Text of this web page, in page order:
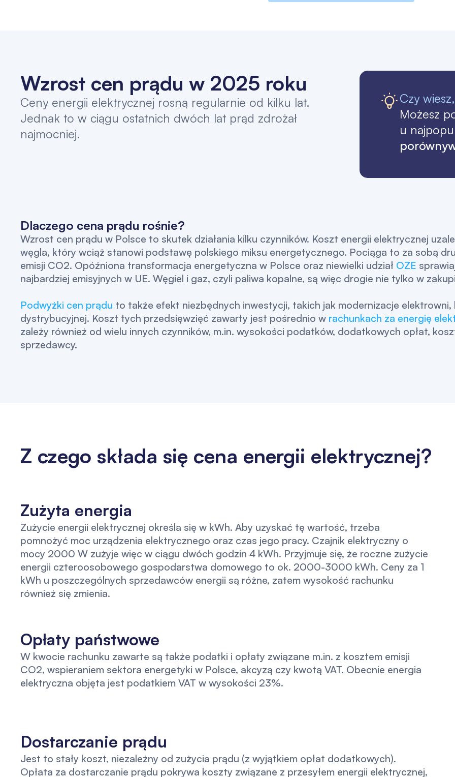
Wzrost cen prądu w 2025 roku
Ceny energii elektrycznej rosną regularnie od kilku lat.
Jednak to w ciągu ostatnich dwóch lat prąd zdrożał
najmocniej.
Czy
Możesz
u
Dlaczego cena prądu rośnie?
Wzrost cen prądu w Polsce to skutek działania kilku czynników. Koszt energii elektrycznej
węgla, który wciąż stanowi podstawę polskiego miksu energetycznego. Pociąga to za sobą
emisji CO2. Opóźniona transformacja energetyczna w Polsce oraz niewielki udział OZE
najbardziej emisyjnych w UE. Węgiel i gaz, czyli paliwa kopalne, są więc drogie nie tylko w
Podwyżki cen prądu to także efekt niezbędnych inwestycji, takich jak modernizacje
dystrybucyjnej. Koszt tych przedsięwzięć zawarty jest pośrednio w rachunkach za energię
zależy również od wielu innych czynników, m.in. wysokości podatków, dodatkowych opłat,
sprzedawcy.
Z czego składa się cena energii elektrycznej?
Zużyta energia
Zużycie energii elektrycznej określa się w kWh. Aby uzyskać tę wartość, trzeba
pomnożyć moc urządzenia elektrycznego oraz czas jego pracy. Czajnik elektryczny o
mocy 2000 W zużyje więc w ciągu dwóch godzin 4 kWh. Przyjmuje się, że roczne zużycie
energii czteroosobowego gospodarstwa domowego to ok. 2000-3000 kWh. Ceny za 1
kWh u poszczególnych sprzedawców energii są różne, zatem wysokość rachunku
również się zmienia.
Opłaty państwowe
W kwocie rachunku zawarte są także podatki i opłaty związane m.in. z kosztem emisji
CO2, wspieraniem sektora energetyki w Polsce, akcyzą czy kwotą VAT. Obecnie energia
elektryczna objęta jest podatkiem VAT w wysokości 23%.
Dostarczanie prądu
Jest to stały koszt, niezależny od zużycia prądu (z wyjątkiem opłat dodatkowych).
Opłata za dostarczanie prądu pokrywa koszty związane z przesyłem energii elektrycznej,